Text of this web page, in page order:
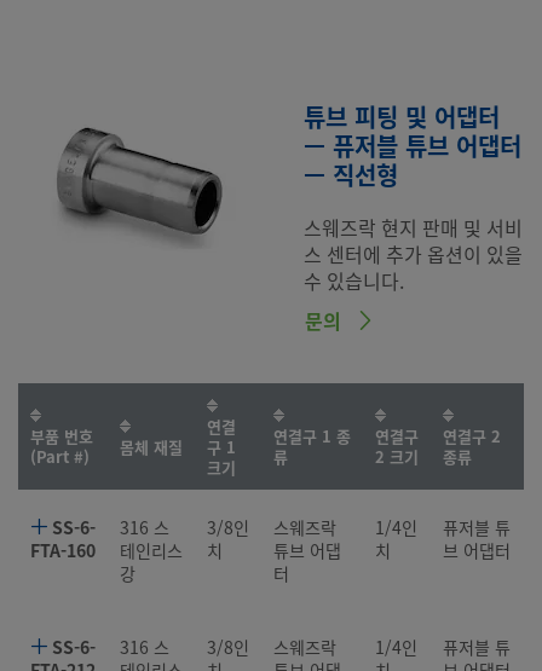
튜브 피팅 및 어댑터
— 퓨저블 튜브 어댑터
— 직선형
스웨즈락 현지 판매 및 서비
스 센터에 추가 옵션이 있을
수 있습니다.
문의
부품 번호
(Part #)
몸체 재질
연결
구 1
크기
연결구 1 종
류
연결구
2 크기
연결구 2
종류
SS-6-
FTA-160
316 스
테인리스
강
3/8인
치
스웨즈락
튜브 어댑
터
1/4인
치
퓨저블 튜
브 어댑터
SS-6-
316 스
3/8인
스웨즈락
1/4인
퓨저블 튜